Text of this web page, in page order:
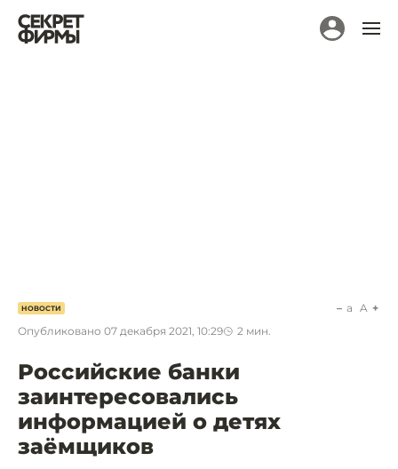
НОВОСТИ
Опубликовано 07 декабря 2021, 10:29 2 мин.
a A
Российские банки
заинтересовались
информацией о детях
заёмщиков